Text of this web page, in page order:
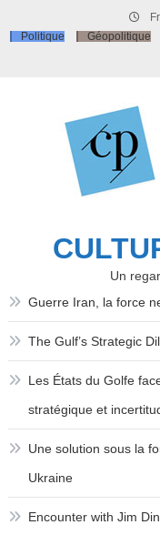
Politique
Géopolitique
Un
Guerre Iran, la force
The Gulf’s Strategic
Les États du Golfe
stratégique et
Une solution sous la
Ukraine
Encounter with Jim